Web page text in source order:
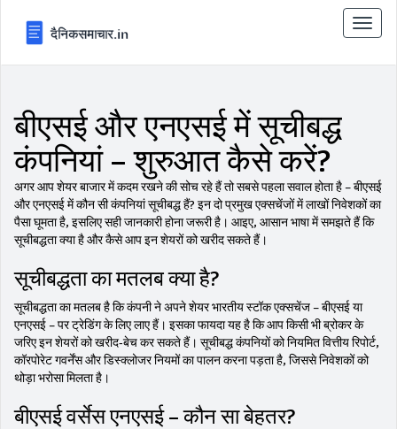
टॉगल
से
बीएसई और एनएसई में सूचीबद्ध
कंपनियां – शुरुआत कैसे करें?
अगर आप शेयर बाजार में कदम रखने की सोच रहे हैं तो सबसे पहला सवाल होता है – बीएसई
और एनएसई में कौन सी कंपनियां सूचीबद्ध हैं? इन दो प्रमुख एक्सचेंजों में लाखों निवेशकों का
पैसा घूमता है, इसलिए सही जानकारी होना जरूरी है। आइए, आसान भाषा में समझते हैं कि
सूचीबद्धता क्या है और कैसे आप इन शेयरों को खरीद सकते हैं।
सूचीबद्धता का मतलब क्या है?
सूचीबद्धता का मतलब है कि कंपनी ने अपने शेयर भारतीय स्टॉक एक्सचेंज – बीएसई या
एनएसई – पर ट्रेडिंग के लिए लाए हैं। इसका फायदा यह है कि आप किसी भी ब्रोकर के
जरिए इन शेयरों को खरीद‑बेच कर सकते हैं। सूचीबद्ध कंपनियों को नियमित वित्तीय रिपोर्ट,
कॉरपोरेट गवर्नेंस और डिस्क्लोजर नियमों का पालन करना पड़ता है, जिससे निवेशकों को
थोड़ा भरोसा मिलता है।
बीएसई वर्सेस एनएसई – कौन सा बेहतर?